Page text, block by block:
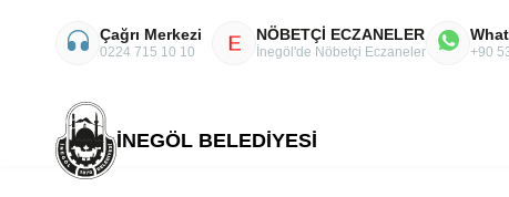
Çağrı Merkezi
0224 715 10 10 E NÖBETÇİ ECZANELER
İnegöl'de Nöbetçi Eczaneler +90
İNEGÖL BELEDİYESİ